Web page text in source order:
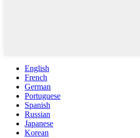
English
French
German
Portuguese
Spanish
Russian
Japanese
Korean